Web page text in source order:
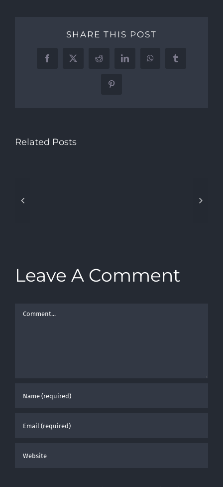
SHARE THIS POST
Facebook
X Reddit LinkedInWhatsAppTumblr
Pinterest
Related Posts
Leave A Comment
Comment